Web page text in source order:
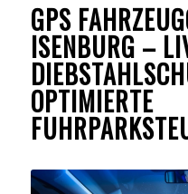
GPS
ISENBURG –
OPTIMIERTE